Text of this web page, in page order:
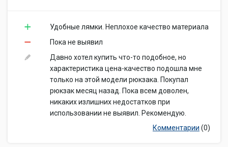
Удобные лямки. Неплохое качество материала
Пока не выявил
Давно хотел купить что-то подобное, но
характеристика цена-качество подошла мне
только на этой модели рюкзака. Покупал
рюкзак месяц назад. Пока всем доволен,
никаких излишних недостатков при
использовании не выявил. Рекомендую.
Комментарии (0)